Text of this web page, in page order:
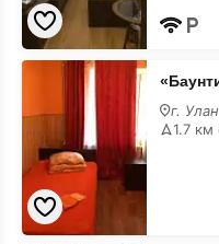
«Баунти»
гостиница
центре
г.
1.7 км